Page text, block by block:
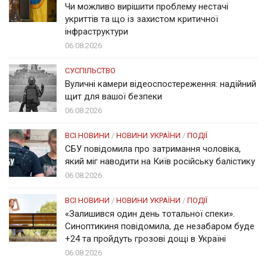
Чи можливо вирішити проблему нестачі
укриттів та що із захистом критичної
інфраструктури
06.08.2026
СУСПІЛЬСТВО
Вуличні камери відеоспостереження: надійний
щит для вашої безпеки
06.08.2026
ВСІ НОВИНИ / НОВИНИ УКРАЇНИ / ПОДІЇ
СБУ повідомила про затримання чоловіка,
який міг наводити на Київ російську балістику
06.08.2026
ВСІ НОВИНИ / НОВИНИ УКРАЇНИ / ПОДІЇ
«Залишився один день тотальної спеки».
Синоптикиня повідомила, де незабаром буде
+24 та пройдуть грозові дощі в Україні
06.08.2026